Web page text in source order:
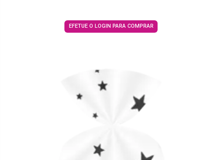
EFETUE O LOGIN PARA COMPRAR